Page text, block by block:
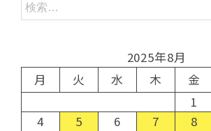
2025年8月
月
火 水 木 金
1
4
5 6 7 8